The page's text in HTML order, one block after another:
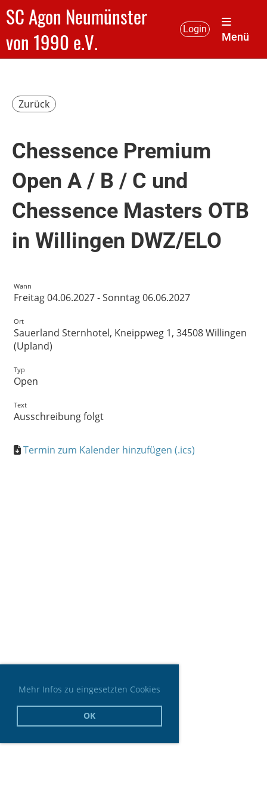
Mehr Infos zu eingesetzten Cookies
OK
SC Agon Neumünster
von 1990 e.V.
Login
Menü
Zurück
Chessence Premium
Open A / B / C und
Chessence Masters OTB
in Willingen DWZ/ELO
Wann
Freitag 04.06.2027 - Sonntag 06.06.2027
Ort
Sauerland Sternhotel, Kneippweg 1, 34508 Willingen
(Upland)
Typ
Open
Text
Ausschreibung folgt
Termin zum Kalender hinzufügen (.ics)